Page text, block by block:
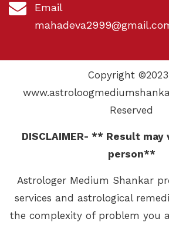
Email
Copyright
Reserved
DISCLAIMER- ** Result
person**
Astrologer Medium Shankar
services and astrological
the complexity of problem you